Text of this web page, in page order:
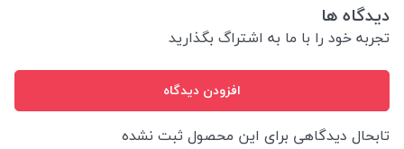
دیدگاه ها
تجربه خود را با ما به اشتراگ بگذارید
افزودن دیدگاه
تابحال دیدگاهی برای این محصول ثبت نشده